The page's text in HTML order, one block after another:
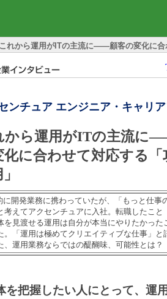
れから運用がITの主流に――顧客の変化に合
ンチュア エンジニア・キャリ
から運用がITの主流に
化に合わせて対応する「
に開発業務に携わっていたが、「もっと仕事
考えてアクセンチュアに入社。転職したこと
を見渡せる運用は自分が本当にやりたかった
。「運用は極めてクリエイティブな仕事」と
、運用業務ならではの醍醐味、可能性とは？
を把握したい人にとって、運